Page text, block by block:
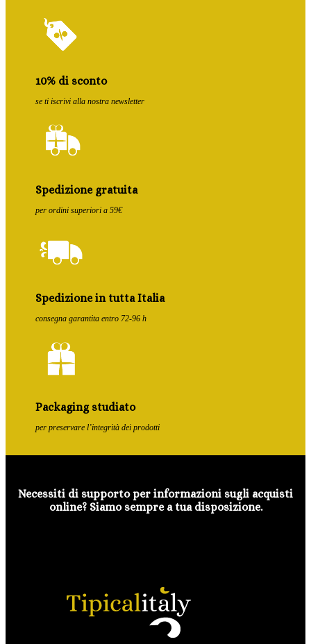
10% di sconto
se ti iscrivi alla nostra newsletter
Spedizione gratuita
per ordini superiori a 59€
Spedizione in tutta Italia
consegna garantita entro 72-96 h
Packaging studiato
per preservare l’integrità dei prodotti
Necessiti di supporto per informazioni sugli acquisti
online? Siamo sempre a tua disposizione.